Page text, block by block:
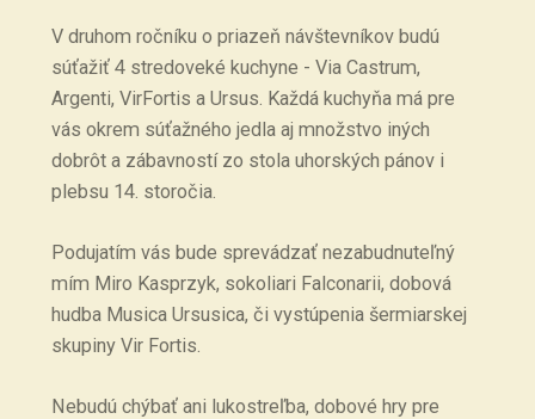
V druhom ročníku o priazeň návštevníkov budú
súťažiť 4 stredoveké kuchyne - Via Castrum,
Argenti, VirFortis a Ursus. Každá kuchyňa má pre
vás okrem súťažného jedla aj množstvo iných
dobrôt a zábavností zo stola uhorských pánov i
plebsu 14. storočia.
Podujatím vás bude sprevádzať nezabudnuteľný
mím Miro Kasprzyk, sokoliari Falconarii, dobová
hudba Musica Ursusica, či vystúpenia šermiarskej
skupiny Vir Fortis.
Nebudú chýbať ani lukostreľba, dobové hry pre